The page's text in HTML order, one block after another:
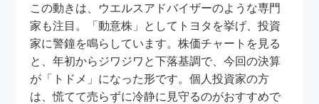
この動きは、ウエルスアドバイザーのような専門
家も注目。「動意株」としてトヨタを挙げ、投資
家に警鐘を鳴らしています。株価チャートを見る
と、年初からジワジワと下落基調で、今回の決算
が「トドメ」になった形です。個人投資家の方
は、慌てて売らずに冷静に見守るのがおすすめで